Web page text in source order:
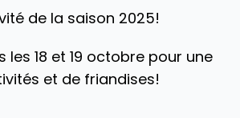
de la saison 2025!
les 18 et 19 octobre pour une
et de friandises!